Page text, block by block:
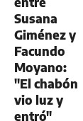
Susana
Giménez y
Facundo
Moyano:
"El chabón
vio luz y
entró"